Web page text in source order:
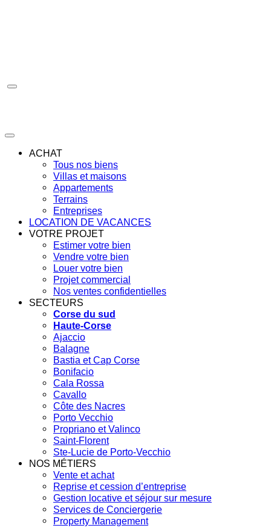
ACHAT
Tous nos biens
Villas et maisons
Appartements
Terrains
Entreprises
LOCATION DE VACANCES
VOTRE PROJET
Estimer votre bien
Vendre votre bien
Louer votre bien
Projet commercial
Nos ventes confidentielles
SECTEURS
Corse du sud
Haute-Corse
Ajaccio
Balagne
Bastia et Cap Corse
Bonifacio
Cala Rossa
Cavallo
Côte des Nacres
Porto Vecchio
Propriano et Valinco
Saint-Florent
Ste-Lucie de Porto-Vecchio
NOS MÉTIERS
Vente et achat
Reprise et cession d’entreprise
Gestion locative et séjour sur mesure
Services de Conciergerie
Property Management